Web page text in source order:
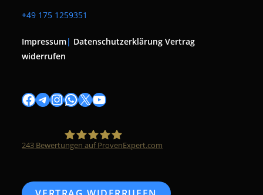
+49 175 1259351
Impressum| Datenschutzerklärung Vertrag
widerrufen
Facebook
Telegram
Instagram
WhatsApp
X YouTube
243 Bewertungen auf ProvenExpert.com